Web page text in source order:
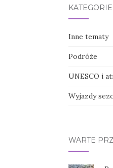
KATEGORIE
Inne tematy
Podróże
UNESCO i
Wyjazdy
WARTE